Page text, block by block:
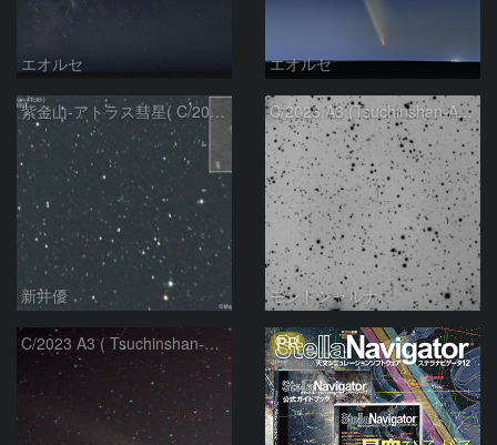
エオルセ エオルセ
紫金山-アトラス彗星( C/2023A3 )：2025/09/16
新井優
C/2023 A3 (Tsuchinshan-ATLAS)
モンドシャルナ
C/2023 A3 ( Tsuchinshan-ATLAS ) PR